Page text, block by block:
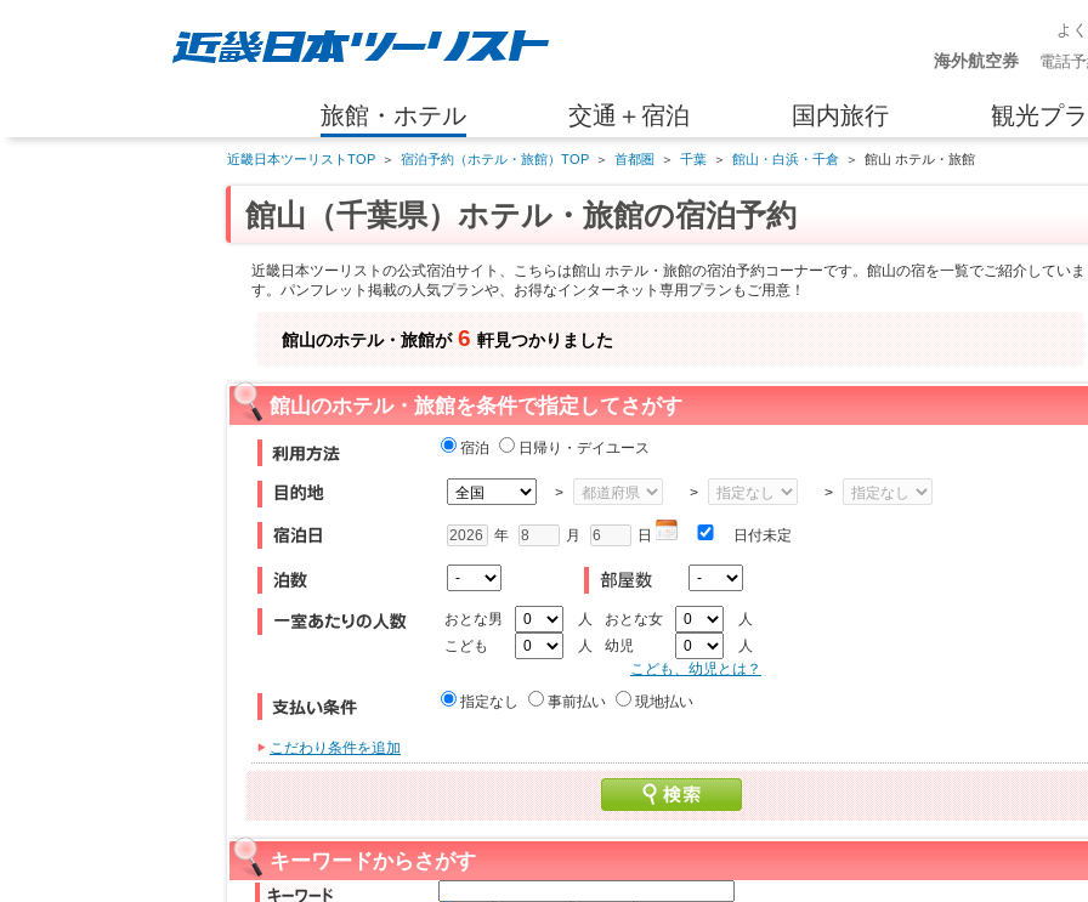
よ
海外航空券 電話
旅館・ホテル 交通＋宿泊 国内旅行 観光プ
近畿日本ツーリストTOP ＞ 宿泊予約（ホテル・旅館）TOP ＞ 首都圏 ＞ 千葉 ＞ 館山・白浜・千倉 ＞ 館山 ホテル・旅館
館山（千葉県）ホテル・旅館の宿泊予約
近畿日本ツーリストの公式宿泊サイト、こちらは館山 ホテル・旅館の宿泊予約コーナーです。館山の宿を一覧でご紹介していま
す。パンフレット掲載の人気プランや、お得なインターネット専用プランもご用意！
館山のホテル・旅館が 6 軒見つかりました
館山のホテル・旅館を条件で指定してさがす
宿泊 日帰り・デイユース
> > >
年 月 日 日付未定
おとな男 人 おとな女
人
こども
人 幼児
人
こども、幼児とは？
指定なし
事前払い 現地払い
こだわり条件を追加
キーワードからさがす